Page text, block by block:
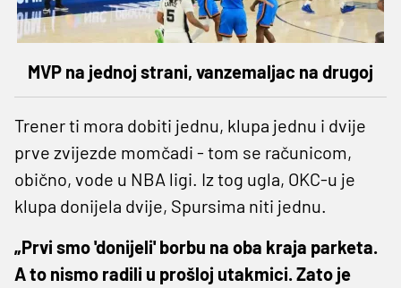
MVP na jednoj strani, vanzemaljac na drugoj
Trener ti mora dobiti jednu, klupa jednu i dvije
prve zvijezde momčadi - tom se računicom,
obično, vode u NBA ligi. Iz tog ugla, OKC-u je
klupa donijela dvije, Spursima niti jednu.
„Prvi smo 'donijeli' borbu na oba kraja parketa.
A to nismo radili u prošloj utakmici. Zato je